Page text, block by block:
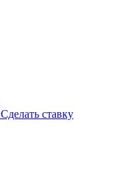
Сделать ставку